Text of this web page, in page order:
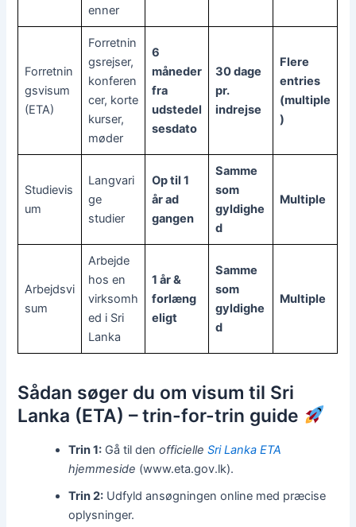
enner
Forretnin
gsvisum
(ETA)
Forretnin
gsrejser,
konferen
cer, korte
kurser,
møder
6
måneder
fra
udstedel
sesdato
30 dage
pr.
indrejse
Flere
entries
(multiple
)
Studievis
um
Langvari
ge
studier
Op til 1
år ad
gangen
Samme
som
gyldighe
d
Multiple
Arbejdsvi
sum
Arbejde
hos en
virksomh
ed i Sri
Lanka
1 år &
forlæng
eligt
Samme
som
gyldighe
d
Multiple
Sådan søger du om visum til Sri
Lanka (ETA) – trin-for-trin guide
Trin 1: Gå til denofficielleSri Lanka ETA
hjemmeside (www.eta.gov.lk).
Trin 2: Udfyld ansøgningen online med præcise
oplysninger.